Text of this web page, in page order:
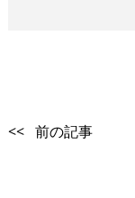
<< 前の記事